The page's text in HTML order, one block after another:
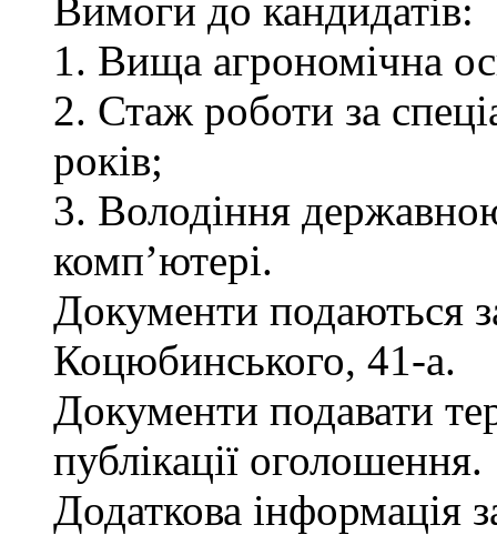
Вимоги до кандидатів:
1. Вища агрономічна
2. Стаж роботи за
років;
3. Володіння
комп’ютері.
Документи подаються
Коцюбинського, 41-а.
Документи подавати
публікації оголошення.
Додаткова інформація